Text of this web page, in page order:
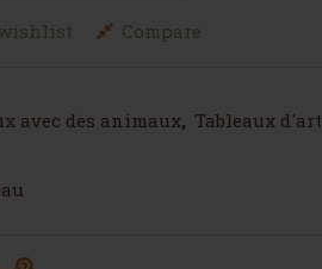
Compare
avec des animaux, Tableaux d'art